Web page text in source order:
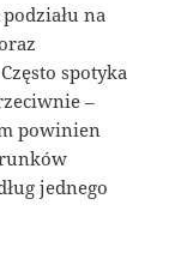
na
spotyka
–
powinien
jednego